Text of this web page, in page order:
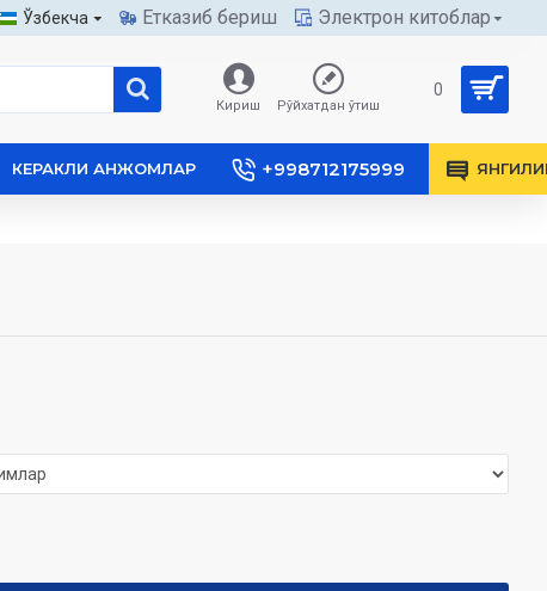
Ўзбекча Етказиб бериш Электрон китоблар
Кириш Рўйхатдан ўтиш
0
КЕРАКЛИ АНЖОМЛАР +998712175999